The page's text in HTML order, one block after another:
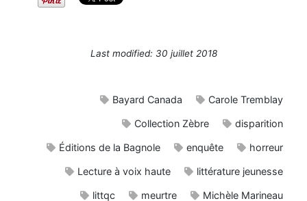
Last modified: 30 juillet 2018
Bayard Canada Carole Tremblay
Collection Zèbre disparition
Éditions de la Bagnole enquête horreur
Lecture à voix haute littérature jeunesse
littqc meurtre Michèle Marineau